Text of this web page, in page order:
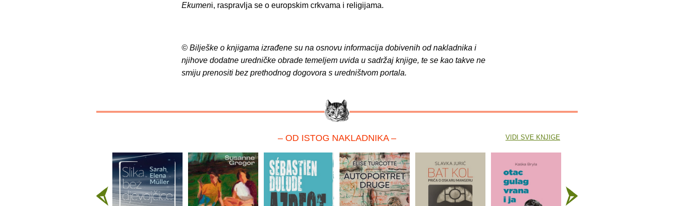
Ekumeni, raspravlja se o europskim crkvama i religijama.
© Bilješke o knjigama izrađene su na osnovu informacija dobivenih od nakladnika i
njihove dodatne uredničke obrade temeljem uvida u sadržaj knjige, te se kao takve ne
smiju prenositi bez prethodnog dogovora s uredništvom portala.
– OD ISTOG NAKLADNIKA – VIDI SVE KNJIGE